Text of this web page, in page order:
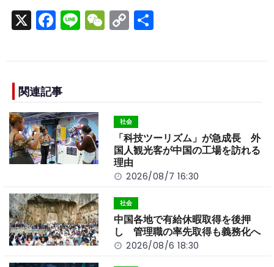
X F
e
b
o
o
k
Li W C
n
k
関連記事
社会
「科技ツーリズム」が急成長 外
国人観光客が中国の工場を訪れる
理由
2026/08/7 16:30
社会
中国各地で有給休暇取得を後押
し 管理職の率先取得も義務化へ
2026/08/6 18:30